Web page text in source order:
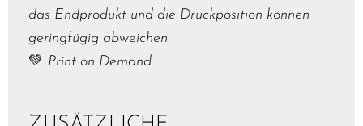
das Endprodukt und die Druckposition können
geringfügig abweichen.
💚 Print on Demand